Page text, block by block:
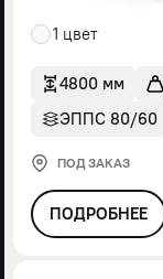
1 цвет
4800 мм
ЭППС 80/60
ПОД ЗАКАЗ
ПОДРОБНЕЕ